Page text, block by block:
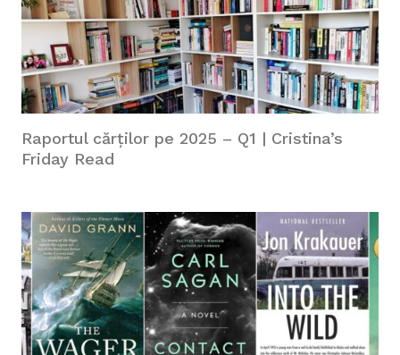
Raportul cărților pe 2025 – Q1 | Cristina’s
Friday Read